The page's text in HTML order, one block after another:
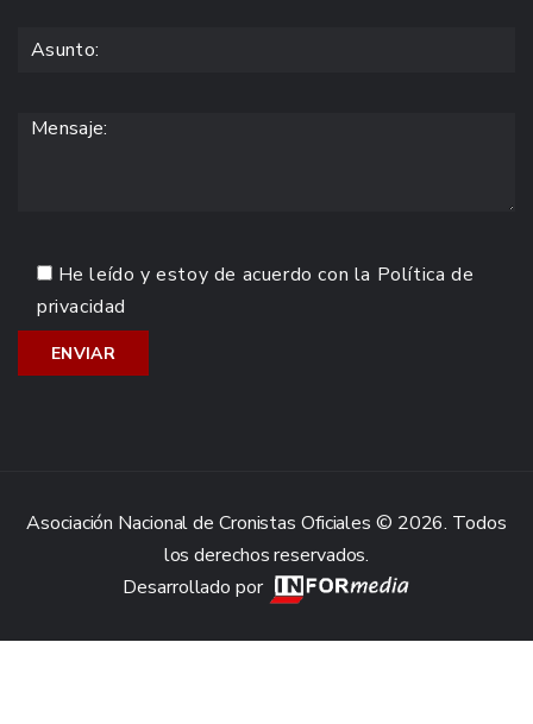
He leído y estoy de acuerdo con la Política de
privacidad
Asociación Nacional de Cronistas Oficiales © 2026. Todos
los derechos reservados.
Desarrollado por